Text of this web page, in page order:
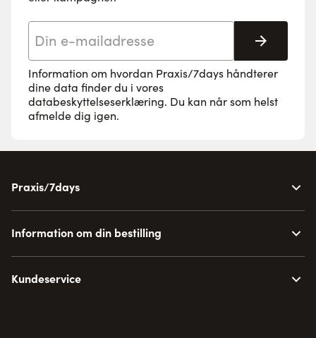
Tilmeld
Information om hvordan Praxis/7days håndterer
dine data finder du i vores
databeskyttelseserklæring. Du kan når som helst
afmelde dig igen.
Praxis/7days
Information om din bestilling
Kundeservice